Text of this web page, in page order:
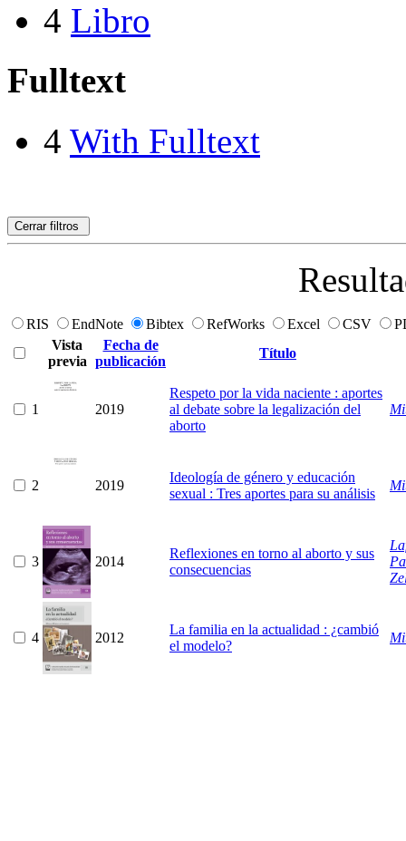
4 Libro
Fulltext
4 With Fulltext
Cerrar filtros
RIS EndNote Bibtex RefWorks Excel CSV
Vista
previa
Fecha de
publicación
Título
1 2019
Respeto por la vida naciente : aportes
al debate sobre la legalización del
aborto
2 2019
Ideología de género y educación
sexual : Tres aportes para su análisis
3 2014
Reflexiones en torno al aborto y sus
consecuencias
4 2012
La familia en la actualidad : ¿cambió
el modelo?